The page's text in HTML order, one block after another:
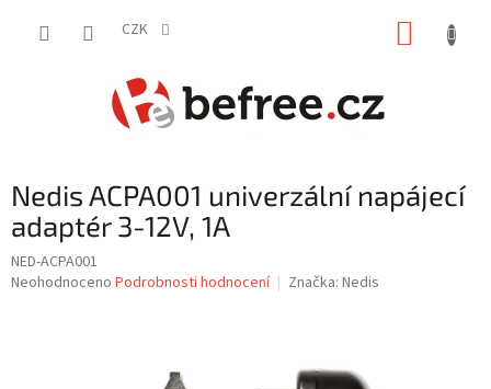
CZK
Nedis ACPA001 univerzální napájecí
adaptér 3-12V, 1A
NED-ACPA001
Průměrné
Neohodnoceno Podrobnosti hodnocení Značka: Nedis